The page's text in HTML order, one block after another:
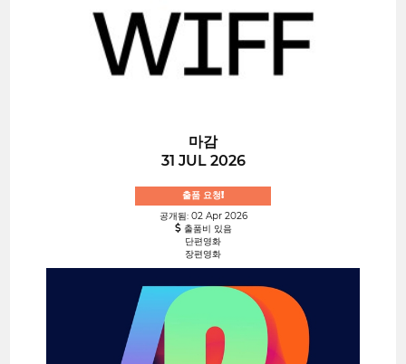
마감
31 JUL 2026
출품 요청!
공개됨: 02 Apr 2026
출품비 있음
단편영화
장편영화